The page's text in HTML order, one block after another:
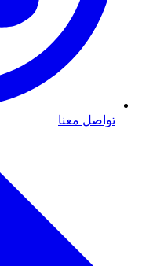
تواصل معنا